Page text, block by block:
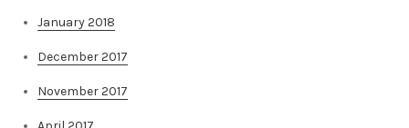
January 2018
December 2017
November 2017